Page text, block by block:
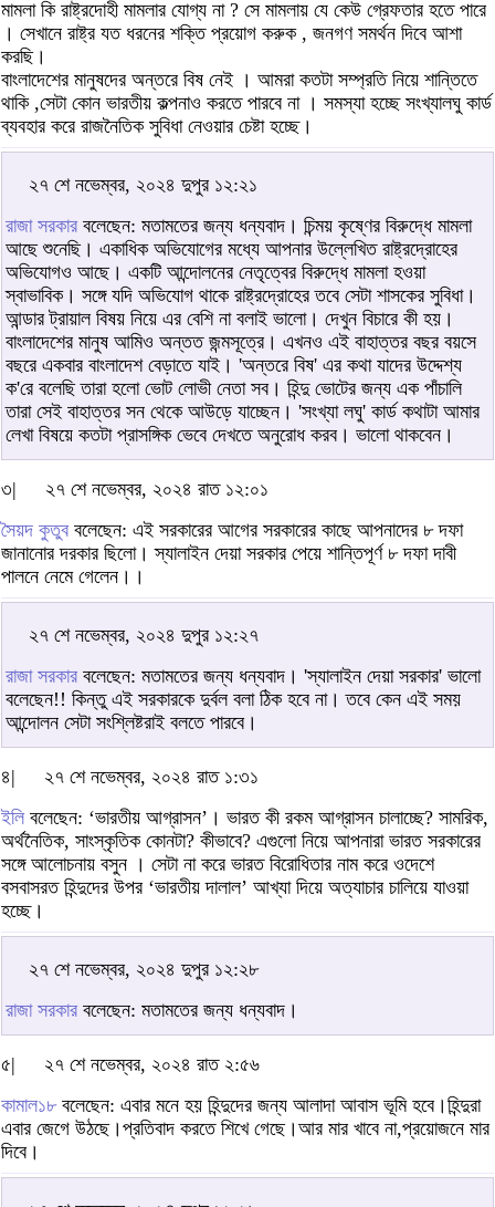
মামলা কি রাষ্ট্রদোহী মামলার যোগ্য না ? সে মামলায় যে কেউ গ্রেফতার হতে পারে
। সেখানে রাষ্ট্র যত ধরনের শক্তি প্রয়োগ করুক , জনগণ সমর্থন দিবে আশা
করছি।
বাংলাদেশের মানুষদের অন্তরে বিষ নেই । আমরা কতটা সম্প্রতি নিয়ে শান্তিতে
থাকি ,সেটা কোন ভারতীয় কল্পনাও করতে পারবে না । সমস্যা হচ্ছে সংখ্যালঘু কার্ড
ব্যবহার করে রাজনৈতিক সুবিধা নেওয়ার চেষ্টা হচ্ছে।
২৭ শে নভেম্বর, ২০২৪ দুপুর ১২:২১
রাজা সরকার বলেছেন: মতামতের জন্য ধন্যবাদ। চিন্ময় কৃষ্ণের বিরুদ্ধে মামলা
আছে শুনেছি। একাধিক অভিযোগের মধ্যে আপনার উল্লেখিত রাষ্ট্রদ্রোহের
অভিযোগও আছে। একটি আন্দোলনের নেতৃত্বের বিরুদ্ধে মামলা হওয়া
স্বাভাবিক। সঙ্গে যদি অভিযোগ থাকে রাষ্ট্রদ্রোহের তবে সেটা শাসকের সুবিধা।
আন্ডার ট্রায়াল বিষয় নিয়ে এর বেশি না বলাই ভালো। দেখুন বিচারে কী হয়।
বাংলাদেশের মানুষ আমিও অন্তত জন্মসূত্রে। এখনও এই বাহাত্তর বছর বয়সে
বছরে একবার বাংলাদেশ বেড়াতে যাই। 'অন্তরে বিষ' এর কথা যাদের উদ্দেশ্য
ক'রে বলেছি তারা হলো ভোট লোভী নেতা সব। হিন্দু ভোটের জন্য এক পাঁচালি
তারা সেই বাহাত্তর সন থেকে আউড়ে যাচ্ছেন। 'সংখ্যা লঘু' কার্ড কথাটা আমার
লেখা বিষয়ে কতটা প্রাসঙ্গিক ভেবে দেখতে অনুরোধ করব। ভালো থাকবেন।
৩|
২৭ শে নভেম্বর, ২০২৪ রাত ১২:০১
সৈয়দ কুতুব বলেছেন: এই সরকারের আগের সরকারের কাছে আপনাদের ৮ দফা
জানানোর দরকার ছিলো। স্যালাইন দেয়া সরকার পেয়ে শান্তিপূর্ণ ৮ দফা দাবী
পালনে নেমে গেলেন।।
২৭ শে নভেম্বর, ২০২৪ দুপুর ১২:২৭
রাজা সরকার বলেছেন: মতামতের জন্য ধন্যবাদ। 'স্যালাইন দেয়া সরকার' ভালো
বলেছেন!! কিন্তু এই সরকারকে দুর্বল বলা ঠিক হবে না। তবে কেন এই সময়
আন্দোলন সেটা সংশ্লিষ্টরাই বলতে পারবে।
৪|
২৭ শে নভেম্বর, ২০২৪ রাত ১:৩১
ইলি বলেছেন: ‘ভারতীয় আগ্রাসন’। ভারত কী রকম আগ্রাসন চালাচ্ছে? সামরিক,
অর্থনৈতিক, সাংস্কৃতিক কোনটা? কীভাবে? এগুলো নিয়ে আপনারা ভারত সরকারের
সঙ্গে আলোচনায় বসুন । সেটা না করে ভারত বিরোধিতার নাম করে ওদেশে
বসবাসরত হিন্দুদের উপর ‘ভারতীয় দালাল’ আখ্যা দিয়ে অত্যাচার চালিয়ে যাওয়া
হচ্ছে।
২৭ শে নভেম্বর, ২০২৪ দুপুর ১২:২৮
রাজা সরকার বলেছেন: মতামতের জন্য ধন্যবাদ।
৫|
২৭ শে নভেম্বর, ২০২৪ রাত ২:৫৬
কামাল১৮বলেছেন: এবার মনে হয় হিন্দুদের জন্য আলাদা আবাস ভূমি হবে।হিন্দুরা
এবার জেগে উঠছে।প্রতিবাদ করতে শিখে গেছে।আর মার খাবে না,প্রয়োজনে মার
দিবে।